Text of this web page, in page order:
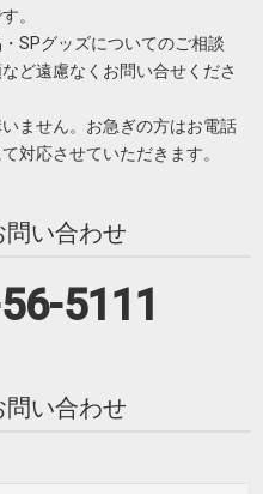
。
SPグッズについてのご相談
ど遠慮なくお問い合せくださ
ません。お急ぎの方はお電話
対応させていただきます。
い合わせ
5111
問い合わせ